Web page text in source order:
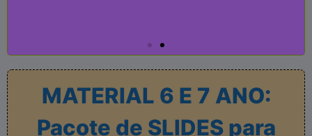
MATERIAL 6 E 7 ANO:
Pacote de SLIDES para